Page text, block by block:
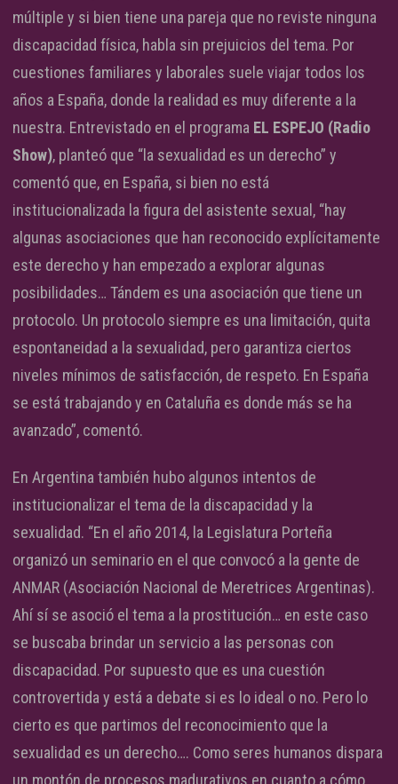
múltiple y si bien tiene una pareja que no reviste ninguna
discapacidad física, habla sin prejuicios del tema. Por
cuestiones familiares y laborales suele viajar todos los
años a España, donde la realidad es muy diferente a la
nuestra. Entrevistado en el programa EL ESPEJO (Radio
Show), planteó que “la sexualidad es un derecho” y
comentó que, en España, si bien no está
institucionalizada la figura del asistente sexual, “hay
algunas asociaciones que han reconocido explícitamente
este derecho y han empezado a explorar algunas
posibilidades… Tándem es una asociación que tiene un
protocolo. Un protocolo siempre es una limitación, quita
espontaneidad a la sexualidad, pero garantiza ciertos
niveles mínimos de satisfacción, de respeto. En España
se está trabajando y en Cataluña es donde más se ha
avanzado”, comentó.
En Argentina también hubo algunos intentos de
institucionalizar el tema de la discapacidad y la
sexualidad. “En el año 2014, la Legislatura Porteña
organizó un seminario en el que convocó a la gente de
ANMAR (Asociación Nacional de Meretrices Argentinas).
Ahí sí se asoció el tema a la prostitución… en este caso
se buscaba brindar un servicio a las personas con
discapacidad. Por supuesto que es una cuestión
controvertida y está a debate si es lo ideal o no. Pero lo
cierto es que partimos del reconocimiento que la
sexualidad es un derecho…. Como seres humanos dispara
un montón de procesos madurativos en cuanto a cómo